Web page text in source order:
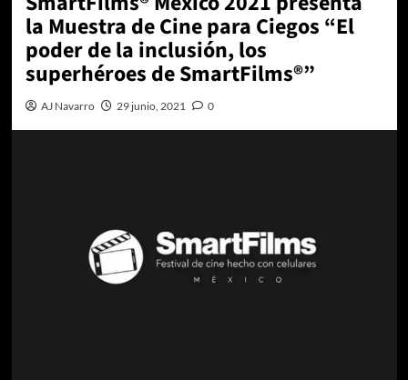
la Muestra de Cine para Ciegos “El
poder de la inclusión, los
superhéroes de SmartFilms®”
AJ Navarro 29 junio, 2021 0